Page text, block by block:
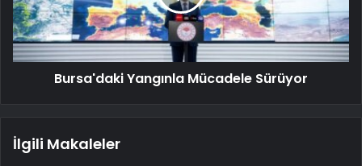
Bursa'daki Yangınla Mücadele Sürüyor
İlgili Makaleler